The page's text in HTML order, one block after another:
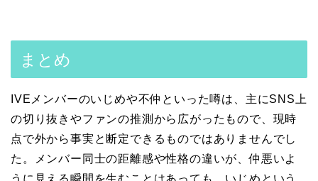
まとめ
IVEメンバーのいじめや不仲といった噂は、主にSNS上
の切り抜きやファンの推測から広がったもので、現時
点で外から事実と断定できるものではありませんでし
た。メンバー同士の距離感や性格の違いが、仲悪いよ
うに見える瞬間を生むことはあっても、いじめという